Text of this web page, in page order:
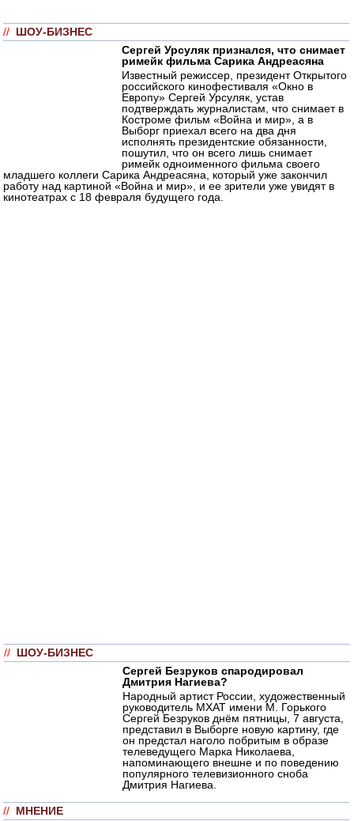
// ШОУ-БИЗНЕС
Сергей Урсуляк признался, что снимает
римейк фильма Сарика Андреасяна
Известный режиссер, президент Открытого
российского кинофестиваля «Окно в
Европу» Сергей Урсуляк, устав
подтверждать журналистам, что снимает в
Костроме фильм «Война и мир», а в
Выборг приехал всего на два дня
исполнять президентские обязанности,
пошутил, что он всего лишь снимает
римейк одноименного фильма своего
младшего коллеги Сарика Андреасяна, который уже закончил
работу над картиной «Война и мир», и ее зрители уже увидят в
кинотеатрах с 18 февраля будущего года.
// ШОУ-БИЗНЕС
Сергей Безруков спародировал
Дмитрия Нагиева?
Народный артист России, художественный
руководитель МХАТ имени М. Горького
Сергей Безруков днём пятницы, 7 августа,
представил в Выборге новую картину, где
он предстал наголо побритым в образе
телеведущего Марка Николаева,
напоминающего внешне и по поведению
популярного телевизионного сноба
Дмитрия Нагиева.
// МНЕНИЕ